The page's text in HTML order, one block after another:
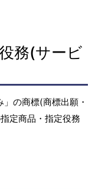
務(サービ
の商標(商標出願・
定商品・指定役務